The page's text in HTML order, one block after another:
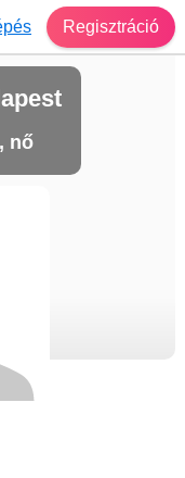
Regisztráció
nő